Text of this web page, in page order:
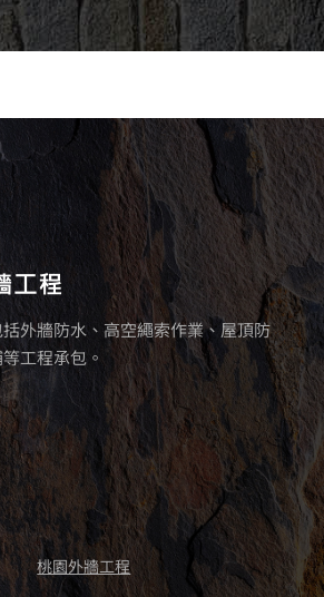
外牆防水、高空繩索作業、屋頂防
工程承包。
桃園外牆工程